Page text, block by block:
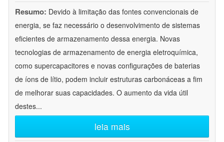
Resumo: Devido à limitação das fontes convencionais de
energia, se faz necessário o desenvolvimento de sistemas
eficientes de armazenamento dessa energia. Novas
tecnologias de armazenamento de energia eletroquímica,
como supercapacitores e novas configurações de baterias
de íons de lítio, podem incluir estruturas carbonáceas a fim
de melhorar suas capacidades. O aumento da vida útil
destes...
leia mais